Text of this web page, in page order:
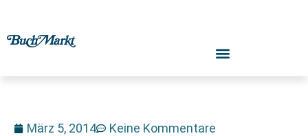
März 5, 2014 Keine Kommentare